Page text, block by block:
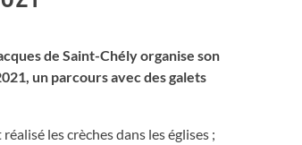
de Saint-Chély organise son
un parcours avec des galets
les crèches dans les églises ;